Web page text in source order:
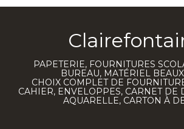
PAPETERIE, FOURNITURES
BUREAU, MATÉRIEL
CHOIX COMPLET DE
CAHIER, ENVELOPPES, CARNET DE
AQUARELLE, CARTON À